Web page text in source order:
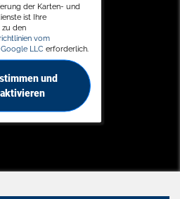
der Karten- und
ist Ihre
den
vom
LLC erforderlich.
und
aktivieren